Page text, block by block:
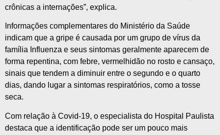
crônicas a internações”, explica.
Informações complementares do Ministério da Saúde
indicam que a gripe é causada por um grupo de vírus da
família Influenza e seus sintomas geralmente aparecem de
forma repentina, com febre, vermelhidão no rosto e cansaço,
sinais que tendem a diminuir entre o segundo e o quarto
dias, dando lugar a sintomas respiratórios, como a tosse
seca.
Com relação à Covid-19, o especialista do Hospital Paulista
destaca que a identificação pode ser um pouco mais